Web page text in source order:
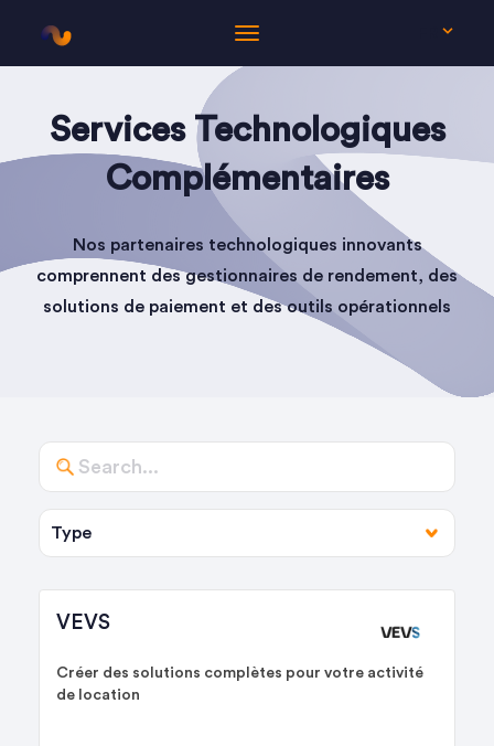
Services Technologiques
Complémentaires
Nos partenaires technologiques innovants
comprennent des gestionnaires de rendement, des
solutions de paiement et des outils opérationnels
VEVS
Créer des solutions complètes pour votre activité
de location